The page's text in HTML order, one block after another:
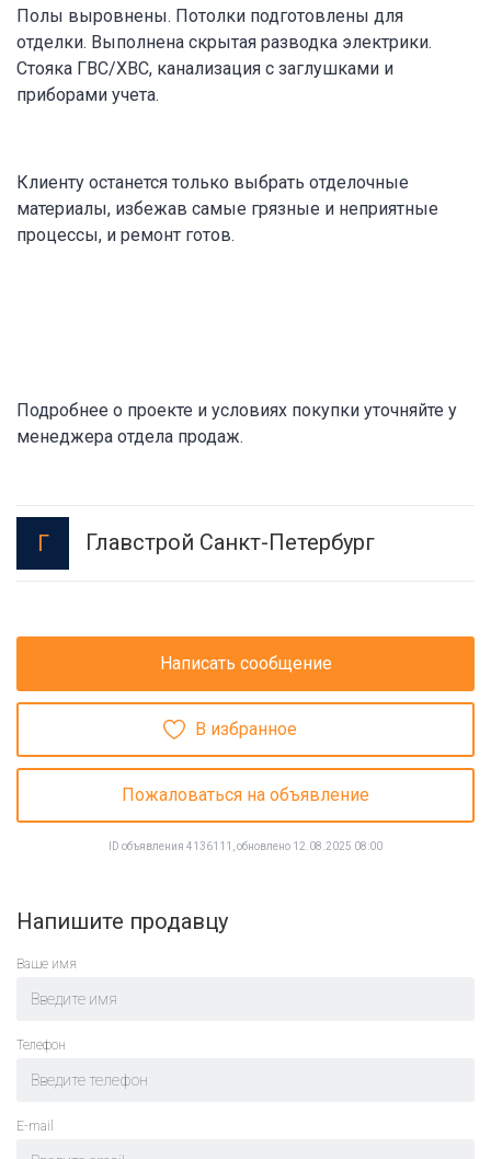
Полы выровнены. Потолки подготовлены для
отделки. Выполнена скрытая разводка электрики.
Стояка ГВС/ХВС, канализация с заглушками и
приборами учета.
Клиенту останется только выбрать отделочные
материалы, избежав самые грязные и неприятные
процессы, и ремонт готов.
Подробнее о проекте и условиях покупки уточняйте у
менеджера отдела продаж.
Г Главстрой Санкт-Петербург
Написать сообщение
В избранное
Пожаловаться на объявление
ID объявления 4136111, обновлено 12.08.2025 08:00
Напишите продавцу
Ваше имя
Телефон
E-mail